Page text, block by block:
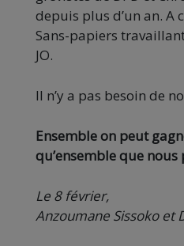
depuis plus d’un an. A
Sans-papiers
JO.
Il n’y a pas besoin de
Ensemble on peut
qu’ensemble que
Le 8 février,
Anzoumane Sissoko et